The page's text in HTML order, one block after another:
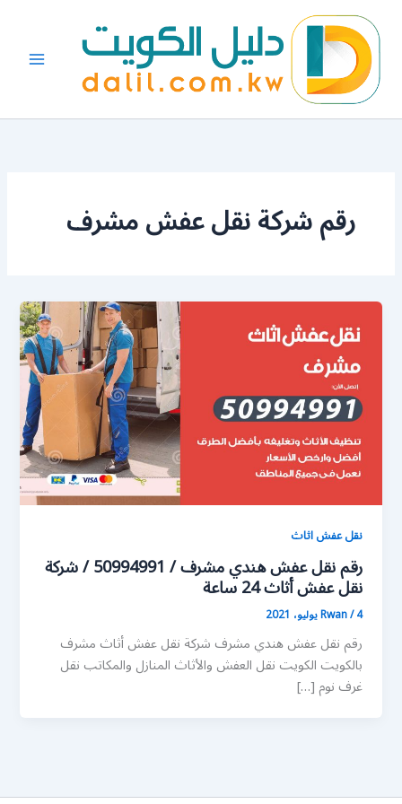
المحتوى
رقم شركة نقل عفش مشرف
نقل عفش اثاث
رقم نقل عفش هندي مشرف / 50994991 / شركة
نقل عفش أثاث 24 ساعة
Rwan/4 يوليو، 2021
رقم نقل عفش هندي مشرف شركة نقل عفش أثاث مشرف
بالكويت الكويت نقل العفش والأثاث المنازل والمكاتب نقل
غرف نوم […]